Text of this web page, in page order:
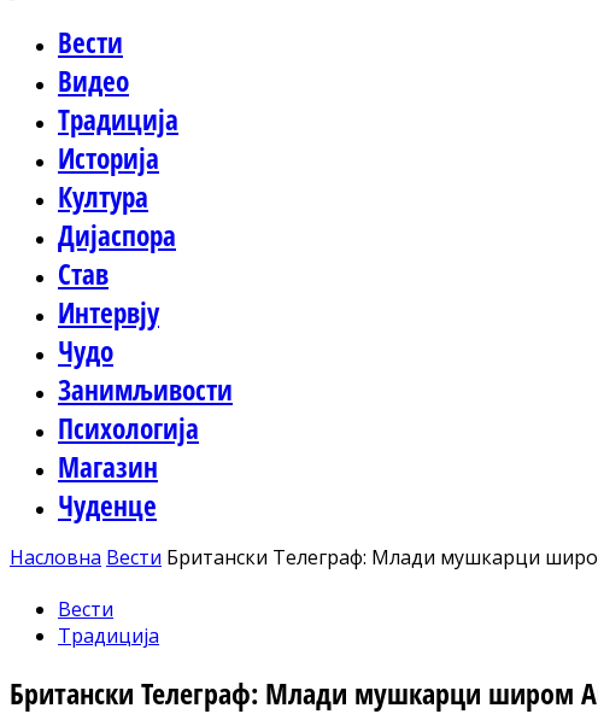
Вести
Видео
Традиција
Историја
Култура
Дијаспора
Став
Интервју
Чудо
Занимљивости
Психологија
Магазин
Чуденце
Насловна Вести Британски Телеграф: Млади мушкарци
Вести
Традиција
Британски Телеграф: Млади мушкарци широм